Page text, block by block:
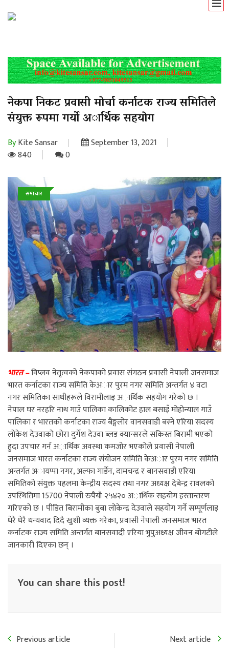
नेकपा निकट प्रवासी माेर्चा कर्नाटक राज्य समितिले
संयुक्त रूपमा गर्याे अार्थिक सहयाेग
ByKite Sansar
September 13, 2021
840
0
समाचार
भारत –विप्लव नेतृत्वको नेकपाको प्रवास संगठन प्रवासी नेपाली जनसमाज
भारत कर्नाटका राज्य समिति केअार पुरम नगर समिति अन्तर्गत ४ वटा
नगर समितिका साथीहरूले विरामीलाइ अार्थिक सहयाेग गरेकाे छ ।
नेपाल घर नरहरि नाथ गाउँ पालिका कालिकोट हाल बसाइँ मोहोन्याल गाउँ
पालिका र भारतको कर्नाटका राज्य बैङ्गलोर वानसवाडी बस्ने एरिया सदस्य
लोकेश देउवाको छोरा दुर्गेश देउवा ब्लड क्यान्सरले सकिस्त बिरामी भएको
हुदा उपचार गर्न अार्थिक अवस्था कमजोर भएकोले प्रवासी नेपाली
जनसमाज भारत कर्नाटका राज्य संयोजन समिति केअार पुरम नगर समिति
अन्तर्गत अायप्पा नगर, अल्फा गार्डेन, दामचन्द्र र बानसवाडी एरिया
समितिको संयुक्त पहलमा केन्द्रीय सदस्य तथा नगर अध्यक्ष देबेन्द्र रावलको
उपस्थितिमा 15700 नेपाली रुपैयाँ २५४२० अार्थिक सहयोग हस्तान्तरण
गरिएको छ । पीडित बिरामीका बुबा लोकेन्द्र देउवाले सहयोग गर्ने सम्पूर्णलाइ
धेरै धेरै धन्यवाद दिदै खुशी व्यक्त गरेका, प्रवासी नेपाली जनसमाज भारत
कर्नाटक राज्य समिति अन्तर्गत बानसवादी एरिया भुपुअध्यक्ष जीवन बोगटीले
जानकारी दिएका छन् ।
You can share this post!
Previous article Next article